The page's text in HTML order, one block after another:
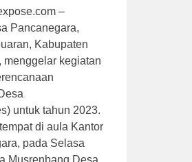
–
Pancanegara,
Kabupaten
menggelar kegiatan
untuk tahun 2023.
di aula Kantor
pada Selasa
Musrenbang Desa